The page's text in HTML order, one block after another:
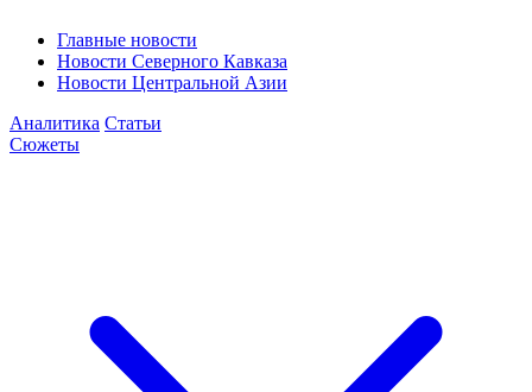
Главные новости
Новости Северного Кавказа
Новости Центральной Азии
Аналитика Статьи
Сюжеты